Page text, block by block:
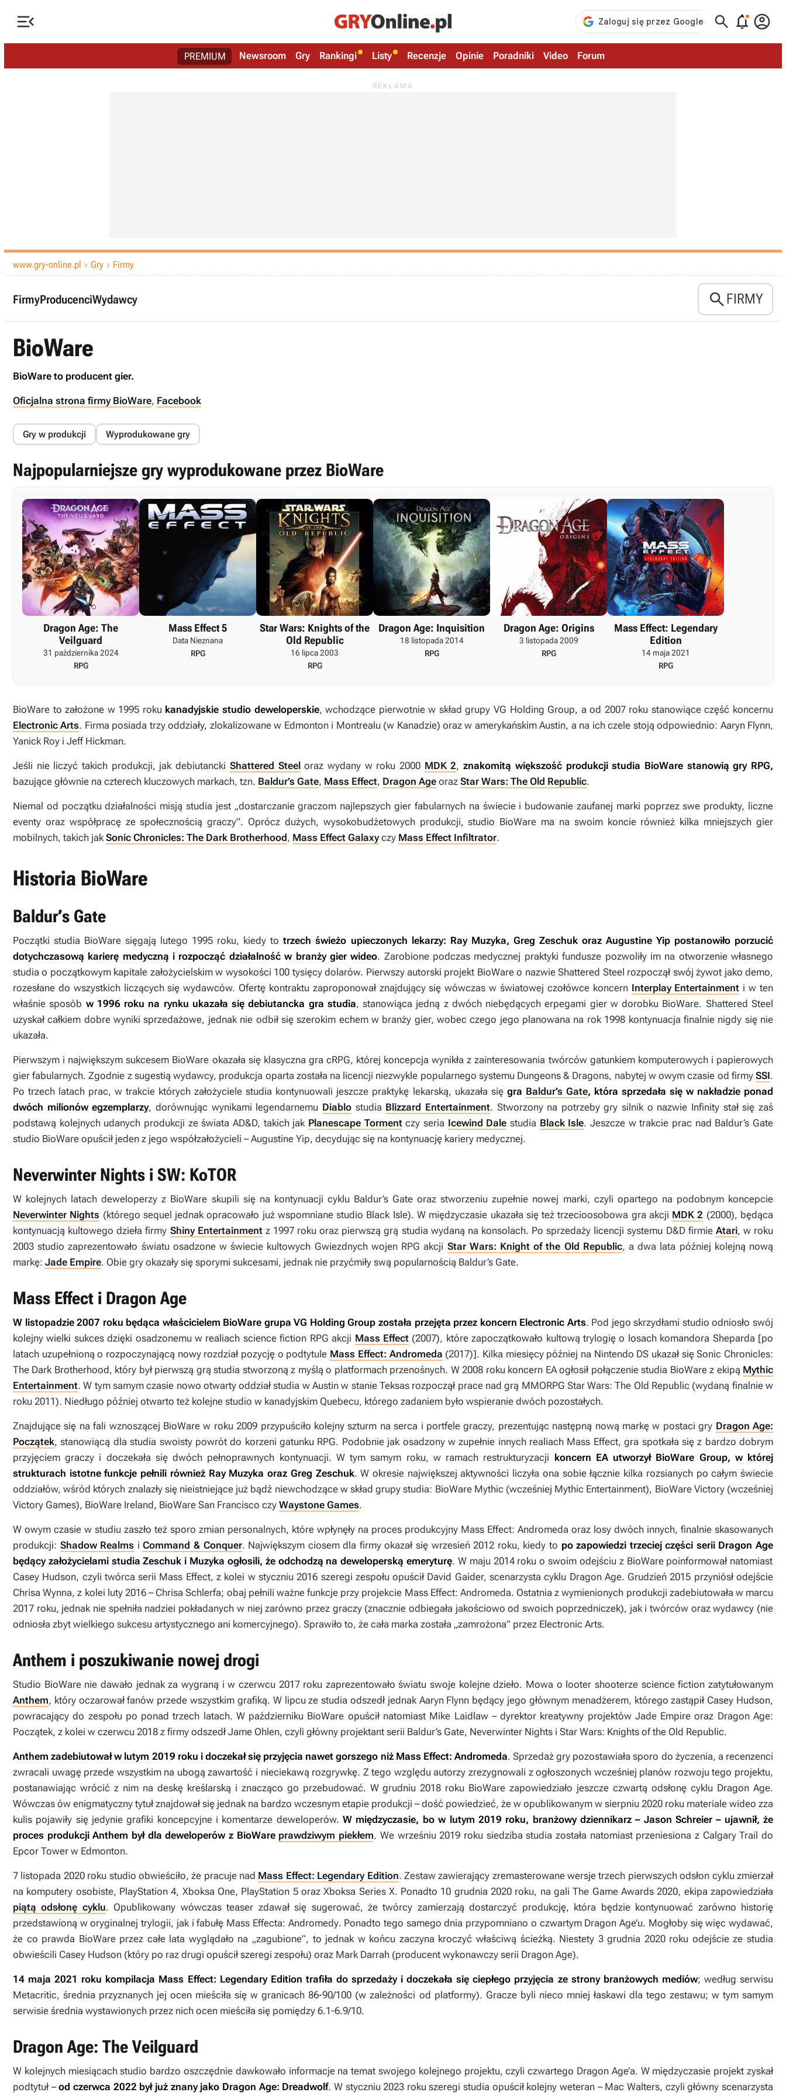
   
PREMIUM Newsroom Gry Rankingi Listy Recenzje Opinie Poradniki Video Forum
www.gry-online.pl  Gry  Firmy
FirmyProducenciWydawcy FIRMY
BioWare
BioWare to producent gier.
Oficjalna strona firmy BioWare, Facebook
Gry w produkcji Wyprodukowane gry
Najpopularniejsze gry wyprodukowane przez BioWare
Dragon Age: The
Veilguard
31 października 2024
RPG
Mass Effect 5
Data Nieznana
RPG
Star Wars: Knights of the
Old Republic
16 lipca 2003
RPG
Dragon Age: Inquisition
18 listopada 2014
RPG
Dragon Age: Origins
3 listopada 2009
RPG
Mass Effect: Legendary
Edition
14 maja 2021
RPG
BioWare to założone w 1995 roku kanadyjskie studio deweloperskie, wchodzące pierwotnie w skład grupy VG Holding Group, a od 2007 roku stanowiące część koncernu
Electronic Arts. Firma posiada trzy oddziały, zlokalizowane w Edmonton i Montrealu (w Kanadzie) oraz w amerykańskim Austin, a na ich czele stoją odpowiednio: Aaryn Flynn,
Yanick Roy i Jeff Hickman.
Jeśli nie liczyć takich produkcji, jak debiutancki Shattered Steel oraz wydany w roku 2000 MDK 2,znakomitą większość produkcji studia BioWare stanowią gry RPG,
bazujące głównie na czterech kluczowych markach, tzn. Baldur’s Gate, Mass Effect, Dragon Age oraz Star Wars: The Old Republic.
Niemal od początku działalności misją studia jest „dostarczanie graczom najlepszych gier fabularnych na świecie i budowanie zaufanej marki poprzez swe produkty, liczne
eventy oraz współpracę ze społecznością graczy”. Oprócz dużych, wysokobudżetowych produkcji, studio BioWare ma na swoim koncie również kilka mniejszych gier
mobilnych, takich jakSonic Chronicles: The Dark Brotherhood, Mass Effect Galaxyczy Mass Effect Infiltrator.
Historia BioWare
Baldur’s Gate
Początki studia BioWare sięgają lutego 1995 roku, kiedy totrzech świeżo upieczonych lekarzy: Ray Muzyka, Greg Zeschuk oraz Augustine Yip postanowiło porzucić
dotychczasową karierę medyczną i rozpocząć działalność w branży gier wideo. Zarobione podczas medycznej praktyki fundusze pozwoliły im na otworzenie własnego
studia o początkowym kapitale założycielskim w wysokości 100 tysięcy dolarów. Pierwszy autorski projekt BioWare o nazwieShattered Steel rozpoczął swój żywot jako demo,
rozesłane do wszystkich liczących się wydawców. Ofertę kontraktu zaproponował znajdujący się wówczas w światowej czołówce koncern Interplay Entertainment i w ten
właśnie sposób w 1996 roku na rynku ukazała się debiutancka gra studia, stanowiąca jedną z dwóch niebędących erpegami gier w dorobku BioWare. Shattered Steel
uzyskał całkiem dobre wyniki sprzedażowe, jednak nie odbił się szerokim echem w branży gier, wobec czego jego planowana na rok 1998 kontynuacja finalnie nigdy się nie
ukazała.
Pierwszym i największym sukcesem BioWare okazała się klasyczna gra cRPG, której koncepcja wynikła z zainteresowania twórców gatunkiem komputerowych i papierowych
gier fabularnych. Zgodnie z sugestią wydawcy, produkcja oparta została na licencji niezwykle popularnego systemu Dungeons & Dragons, nabytej w owym czasie od firmy SSI.
Po trzech latach prac, w trakcie których założyciele studia kontynuowali jeszcze praktykę lekarską, ukazała się gra Baldur’s Gate, która sprzedała się w nakładzie ponad
dwóch milionów egzemplarzy, dorównując wynikami legendarnemu Diablostudia Blizzard Entertainment. Stworzony na potrzeby gry silnik o nazwie Infinity stał się zaś
podstawą kolejnych udanych produkcji ze świata AD&D, takich jak Planescape Tormentczy seria Icewind Dale studia Black Isle. Jeszcze w trakcie prac nad Baldur’s Gate
studio BioWare opuścił jeden z jego współzałożycieli – Augustine Yip, decydując się na kontynuację kariery medycznej.
Neverwinter Nights i SW: KoTOR
W kolejnych latach deweloperzy z BioWare skupili się na kontynuacji cyklu Baldur’s Gate oraz stworzeniu zupełnie nowej marki, czyli opartego na podobnym koncepcie
Neverwinter Nights (którego sequel jednak opracowało już wspomniane studio Black Isle). W międzyczasie ukazała się też trzecioosobowa gra akcji MDK 2 (2000), będąca
kontynuacją kultowego dzieła firmy Shiny Entertainmentz 1997 roku oraz pierwszą grą studia wydaną na konsolach. Po sprzedaży licencji systemu D&D firmie Atari, w roku
2003 studio zaprezentowało światu osadzone w świecie kultowych Gwiezdnych wojenRPG akcji Star Wars: Knight of the Old Republic, a dwa lata później kolejną nową
markę: Jade Empire. Obie gry okazały się sporymi sukcesami, jednak nie przyćmiły swą popularnością Baldur’s Gate.
Mass Effect i Dragon Age
W listopadzie 2007 roku będąca właścicielem BioWare grupa VG Holding Group została przejęta przez koncern Electronic Arts. Pod jego skrzydłami studio odniosło swój
kolejny wielki sukces dzięki osadzonemu w realiach science fiction RPG akcji Mass Effect(2007), które zapoczątkowało kultową trylogię o losach komandora Sheparda [po
latach uzupełnioną o rozpoczynającą nowy rozdział pozycję o podtytule Mass Effect: Andromeda (2017)]. Kilka miesięcy później na Nintendo DS ukazał sięSonic Chronicles:
The Dark Brotherhood, który był pierwszą grą studia stworzoną z myślą o platformach przenośnych. W 2008 roku koncern EA ogłosił połączenie studia BioWare z ekipą Mythic
Entertainment. W tym samym czasie nowo otwarty oddział studia w Austin w stanie Teksas rozpoczął prace nad grą MMORPG Star Wars: The Old Republic (wydaną finalnie w
roku 2011). Niedługo później otwarto też kolejne studio w kanadyjskim Quebecu, którego zadaniem było wspieranie dwóch pozostałych.
Znajdujące się na fali wznoszącej BioWare w roku 2009 przypuściło kolejny szturm na serca i portfele graczy, prezentując następną nową markę w postaci gry Dragon Age:
Początek, stanowiącą dla studia swoisty powrót do korzeni gatunku RPG. Podobnie jak osadzony w zupełnie innych realiach Mass Effect, gra spotkała się z bardzo dobrym
przyjęciem graczy i doczekała się dwóch pełnoprawnych kontynuacji. W tym samym roku, w ramach restrukturyzacji koncern EA utworzył BioWare Group, w której
strukturach istotne funkcje pełnili również Ray Muzyka oraz Greg Zeschuk. W okresie największej aktywności liczyła ona sobie łącznie kilka rozsianych po całym świecie
oddziałów, wśród których znalazły się nieistniejące już bądź niewchodzące w skład grupy studia: BioWare Mythic (wcześniej Mythic Entertainment), BioWare Victory (wcześniej
Victory Games), BioWare Ireland, BioWare San Francisco czy Waystone Games.
W owym czasie w studiu zaszło też sporo zmian personalnych, które wpłynęły na proces produkcyjny Mass Effect: Andromeda oraz losy dwóch innych, finalnie skasowanych
produkcji: Shadow Realms iCommand & Conquer. Największym ciosem dla firmy okazał się wrzesień 2012 roku, kiedy to po zapowiedzi trzeciej części serii Dragon Age
będący założycielami studia Zeschuk i Muzyka ogłosili, że odchodzą na deweloperską emeryturę. W maju 2014 roku o swoim odejściu z BioWare poinformował natomiast
Casey Hudson, czyli twórca serii Mass Effect, z kolei w styczniu 2016 szeregi zespołu opuścił David Gaider, scenarzysta cyklu Dragon Age. Grudzień 2015 przyniósł odejście
Chrisa Wynna, z kolei luty 2016 – Chrisa Schlerfa; obaj pełnili ważne funkcje przy projekcie Mass Effect: Andromeda. Ostatnia z wymienionych produkcji zadebiutowała w marcu
2017 roku, jednak nie spełniła nadziei pokładanych w niej zarówno przez graczy (znacznie odbiegała jakościowo od swoich poprzedniczek), jak i twórców oraz wydawcy (nie
odniosła zbyt wielkiego sukcesu artystycznego ani komercyjnego). Sprawiło to, że cała marka została „zamrożona” przez Electronic Arts.
Anthem i poszukiwanie nowej drogi
Studio BioWare nie dawało jednak za wygraną i w czerwcu 2017 roku zaprezentowało światu swoje kolejne dzieło. Mowa o looter shooterze science fiction zatytułowanym
Anthem, który oczarował fanów przede wszystkim grafiką. W lipcu ze studia odszedł jednak Aaryn Flynn będący jego głównym menadżerem, którego zastąpił Casey Hudson,
powracający do zespołu po ponad trzech latach. W październiku BioWare opuścił natomiast Mike Laidlaw – dyrektor kreatywny projektów Jade Empire oraz Dragon Age:
Początek, z kolei w czerwcu 2018 z firmy odszedł Jame Ohlen, czyli główny projektant serii Baldur’s Gate, Neverwinter Nights i Star Wars: Knights of the Old Republic.
Anthem zadebiutował w lutym 2019 roku i doczekał się przyjęcia nawet gorszego niż Mass Effect: Andromeda. Sprzedaż gry pozostawiała sporo do życzenia, a recenzenci
zwracali uwagę przede wszystkim na ubogą zawartość i nieciekawą rozgrywkę. Z tego względu autorzy zrezygnowali z ogłoszonych wcześniej planów rozwoju tego projektu,
postanawiając wrócić z nim na deskę kreślarską i znacząco go przebudować. W grudniu 2018 roku BioWare zapowiedziało jeszcze czwartą odsłonę cyklu Dragon Age.
Wówczas ów enigmatyczny tytuł znajdował się jednak na bardzo wczesnym etapie produkcji – dość powiedzieć, że w opublikowanym w sierpniu 2020 roku materiale wideo zza
kulis pojawiły się jedynie grafiki koncepcyjne i komentarze deweloperów.W międzyczasie, bo w lutym 2019 roku, branżowy dziennikarz – Jason Schreier – ujawnił, że
proces produkcjiAnthem był dla deweloperów z BioWare prawdziwym piekłem. We wrześniu 2019 roku siedziba studia została natomiast przeniesiona z Calgary Trail do
Epcor Tower w Edmonton.
7 listopada 2020 roku studio obwieściło, że pracuje nad Mass Effect: Legendary Edition. Zestaw zawierający zremasterowane wersje trzech pierwszych odsłon cyklu zmierzał
na komputery osobiste, PlayStation 4, Xboksa One, PlayStation 5 oraz Xboksa Series X. Ponadto 10 grudnia 2020 roku, na gali The Game Awards 2020, ekipa zapowiedziała
piątą odsłonę cyklu. Opublikowany wówczas teaser zdawał się sugerować, że twórcy zamierzają dostarczyć produkcję, która będzie kontynuować zarówno historię
przedstawioną w oryginalnej trylogii, jak i fabułę Mass Effecta: Andromedy. Ponadto tego samego dnia przypomniano o czwartym Dragon Age’u. Mogłoby się więc wydawać,
że co prawda BioWare przez całe lata wyglądało na „zagubione”, to jednak w końcu zaczyna kroczyć właściwą ścieżką. Niestety 3 grudnia 2020 roku odejście ze studia
obwieścili Casey Hudson (który po raz drugi opuścił szeregi zespołu) oraz Mark Darrah (producent wykonawczy serii Dragon Age).
14 maja 2021 roku kompilacja Mass Effect: Legendary Edition trafiła do sprzedaży i doczekała się ciepłego przyjęcia ze strony branżowych mediów; według serwisu
Metacritic, średnia przyznanych jej ocen mieściła się w granicach 86-90/100 (w zależności od platformy). Gracze byli nieco mniej łaskawi dla tego zestawu; w tym samym
serwisie średnia wystawionych przez nich ocen mieściła się pomiędzy 6.1-6.9/10.
Dragon Age: The Veilguard
W kolejnych miesiącach studio bardzo oszczędnie dawkowało informacje na temat swojego kolejnego projektu, czyli czwartego Dragon Age’a. W międzyczasie projekt zyskał
podtytuł –od czerwca 2022 był już znany jako Dragon Age: Dreadwolf. W styczniu 2023 roku szeregi studia opuścił kolejny weteran – Mac Walters, czyli główny scenarzysta